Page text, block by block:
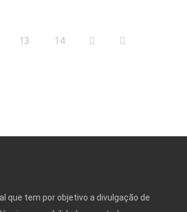
13 14
que tem por objetivo a divulgação de